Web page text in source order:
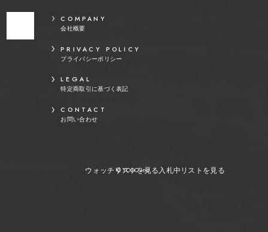
COMPANY
会社概要
PRIVACY POLICY
プライバシーポリシー
LEGAL
特定商取引に基づく表記
CONTACT
お問い合わせ
© YOOC Inc.
ウォッチリストを見る 入札中リストを見る